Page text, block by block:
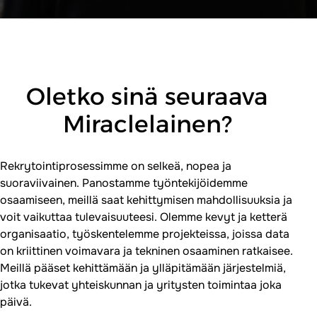
Oletko sinä seuraava
Miraclelainen?
Rekrytointiprosessimme on selkeä, nopea ja
suoraviivainen. Panostamme työntekijöidemme
osaamiseen, meillä saat kehittymisen mahdollisuuksia ja
voit vaikuttaa tulevaisuuteesi. Olemme kevyt ja ketterä
organisaatio, työskentelemme projekteissa, joissa data
on kriittinen voimavara ja tekninen osaaminen ratkaisee.
Meillä pääset kehittämään ja ylläpitämään järjestelmiä,
jotka tukevat yhteiskunnan ja yritysten toimintaa joka
päivä.